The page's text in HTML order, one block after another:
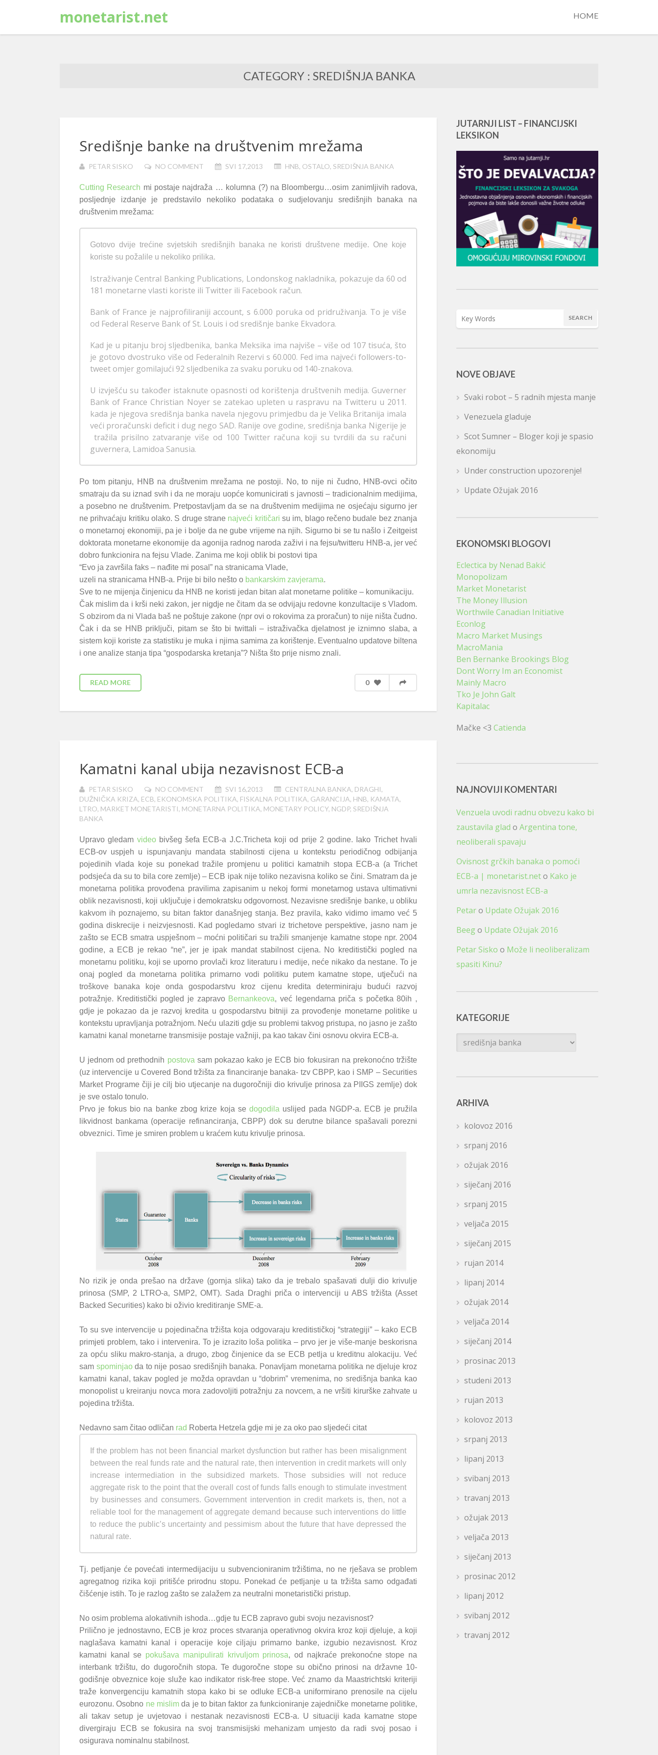
monetarist.net HOME
CATEGORY : SREDIŠNJA BANKA
Središnje banke na društvenim mrežama
PETAR SISKO NO COMMENT SVI 17,2013 HNB, OSTALO, SREDIŠNJA BANKA
Cutting Research mi postaje najdraža … kolumna (?) na Bloombergu…osim zanimljivih radova,
posljednje izdanje je predstavilo nekoliko podataka o sudjelovanju središnjih banaka na
društvenim mrežama:
Gotovo dvije trećine svjetskih središnjih banaka ne koristi društvene medije. One koje
koriste su požalile u nekoliko prilika.
Istraživanje Central Banking Publications, Londonskog nakladnika, pokazuje da 60 od
181 monetarne vlasti koriste ili Twitter ili Facebook račun.
Bank of France je najprofiliraniji account, s 6.000 poruka od pridruživanja. To je više
od Federal Reserve Bank of St. Louis i od središnje banke Ekvadora.
Kad je u pitanju broj sljedbenika, banka Meksika ima najviše – više od 107 tisuća, što
je gotovo dvostruko više od Federalnih Rezervi s 60.000. Fed ima najveći followers-to-
tweet omjer gomilajući 92 sljedbenika za svaku poruku od 140-znakova.
U izvješću su također istaknute opasnosti od korištenja društvenih medija. Guverner
Bank of France Christian Noyer se zatekao upleten u raspravu na Twitteru u 2011.
kada je njegova središnja banka navela njegovu primjedbu da je Velika Britanija imala
veći proračunski deficit i dug nego SAD. Ranije ove godine, središnja banka Nigerije je
tražila prisilno zatvaranje više od 100 Twitter računa koji su tvrdili da su računi
guvernera, Lamidoa Sanusia.
Po tom pitanju, HNB na društvenim mrežama ne postoji. No, to nije ni čudno, HNB-ovci očito
smatraju da su iznad svih i da ne moraju uopće komunicirati s javnosti – tradicionalnim medijima,
a posebno ne društvenim. Pretpostavljam da se na društvenim medijima ne osjećaju sigurno jer
ne prihvaćaju kritiku olako. S druge strane najveći kritičarisu im, blago rečeno budale bez znanja
o monetarnoj ekonomiji, pa je i bolje da ne gube vrijeme na njih. Sigurno bi se tu našlo i Zeitgeist
doktorata monetarne ekonomije da agonija radnog naroda zaživi i na fejsu/twitteru HNB-a, jer već
dobro funkcionira na fejsu Vlade. Zanima me koji oblik bi postovi tipa
“Evo ja završila faks – nađite mi posal” na stranicama Vlade,
uzeli na stranicama HNB-a. Prije bi bilo nešto o bankarskim zavjerama.
Sve to ne mijenja činjenicu da HNB ne koristi jedan bitan alat monetarne politike – komunikaciju.
Čak mislim da i krši neki zakon, jer nigdje ne čitam da se odvijaju redovne konzultacije s Vladom.
S obzirom da ni Vlada baš ne poštuje zakone (npr ovi o rokovima za proračun) to nije ništa čudno.
Čak i da se HNB priključi, pitam se što bi twittali – istraživačka djelatnost je iznimno slaba, a
sistem koji koriste za statistiku je muka i njima samima za korištenje. Eventualno updatove biltena
i one analize stanja tipa “gospodarska kretanja”? Ništa što prije nismo znali.
0
READ MORE
Kamatni kanal ubija nezavisnost ECB-a
PETAR SISKO NO COMMENT SVI 16,2013 CENTRALNA BANKA, DRAGHI,
DUŽNIČKA KRIZA, ECB, EKONOMSKA POLITIKA, FISKALNA POLITIKA, GARANCIJA, HNB, KAMATA,
LTRO, MARKET MONETARISTI, MONETARNA POLITIKA, MONETARY POLICY, NGDP, SREDIŠNJA
BANKA
Upravo gledam videobivšeg šefa ECB-a J.C.Tricheta koji od prije 2 godine. Iako Trichet hvali
ECB-ov uspjeh u ispunjavanju mandata stabilnosti cijena u kontekstu periodičnog odbijanja
pojedinih vlada koje su ponekad tražile promjenu u politici kamatnih stopa ECB-a (a Trichet
podsjeća da su to bila core zemlje) – ECB ipak nije toliko nezavisna koliko se čini. Smatram da je
monetarna politika provođena pravilima zapisanim u nekoj formi monetarnog ustava ultimativni
oblik nezavisnosti, koji uključuje i demokratsku odgovornost. Nezavisne središnje banke, u obliku
kakvom ih poznajemo, su bitan faktor današnjeg stanja. Bez pravila, kako vidimo imamo već 5
godina diskrecije i neizvjesnosti. Kad pogledamo stvari iz trichetove perspektive, jasno nam je
zašto se ECB smatra uspješnom – moćni političari su tražili smanjenje kamatne stope npr. 2004
godine, a ECB je rekao “ne”, jer je ipak mandat stabilnost cijena. No kreditistički pogled na
monetarnu politiku, koji se uporno provlači kroz literaturu i medije, neće nikako da nestane. To je
onaj pogled da monetarna politika primarno vodi politiku putem kamatne stope, utječući na
troškove banaka koje onda gospodarstvu kroz cijenu kredita determiniraju budući razvoj
potražnje. Kreditistički pogled je zapravo Bernankeova, već legendarna priča s početka 80ih ,
gdje je pokazao da je razvoj kredita u gospodarstvu bitniji za provođenje monetarne politike u
kontekstu upravljanja potražnjom. Neću ulaziti gdje su problemi takvog pristupa, no jasno je zašto
kamatni kanal monetarne transmisije postaje važniji, pa kao takav čini osnovu okvira ECB-a.
U jednom od prethodnih postova sam pokazao kako je ECB bio fokusiran na prekonoćno tržište
(uz intervencije u Covered Bond tržišta za financiranje banaka- tzv CBPP, kao i SMP – Securities
Market Programe čiji je cilj bio utjecanje na dugoročniji dio krivulje prinosa za PIIGS zemlje) dok
je sve ostalo tonulo.
Prvo je fokus bio na banke zbog krize koja sedogodila uslijed pada NGDP-a. ECB je pružila
likvidnost bankama (operacije refinanciranja, CBPP) dok su derutne bilance spašavali porezni
obveznici. Time je smiren problem u kraćem kutu krivulje prinosa.
No rizik je onda prešao na države (gornja slika) tako da je trebalo spašavati dulji dio krivulje
prinosa (SMP, 2 LTRO-a, SMP2, OMT). Sada Draghi priča o intervenciji u ABS tržišta (Asset
Backed Securities) kako bi oživio kreditiranje SME-a.
To su sve intervencije u pojedinačna tržišta koja odgovaraju kreditističkoj “strategiji” – kako ECB
primjeti problem, tako i intervenira. To je izrazito loša politika – prvo jer je više-manje beskorisna
za opću sliku makro-stanja, a drugo, zbog činjenice da se ECB petlja u kreditnu alokaciju. Već
sam spominjaoda to nije posao središnjih banaka. Ponavljam monetarna politika ne djeluje kroz
kamatni kanal, takav pogled je možda opravdan u “dobrim” vremenima, no središnja banka kao
monopolist u kreiranju novca mora zadovoljiti potražnju za novcem, a ne vršiti kirurške zahvate u
pojedina tržišta.
Nedavno sam čitao odličan rad Roberta Hetzela gdje mi je za oko pao sljedeći citat
If the problem has not been financial market dysfunction but rather has been misalignment
between the real funds rate and the natural rate, then intervention in credit markets will only
increase intermediation in the subsidized markets. Those subsidies will not reduce
aggregate risk to the point that the overall cost of funds falls enough to stimulate investment
by businesses and consumers. Government intervention in credit markets is, then, not a
reliable tool for the management of aggregate demand because such interventions do little
to reduce the public’s uncertainty and pessimism about the future that have depressed the
natural rate.
Tj. petljanje će povećati intermedijaciju u subvencioniranim tržištima, no ne rješava se problem
agregatnog rizika koji pritišće prirodnu stopu. Ponekad će petljanje u ta tržišta samo odgađati
čišćenje istih. To je razlog zašto se zalažem za neutralni monetaristički pristup.
No osim problema alokativnih ishoda…gdje tu ECB zapravo gubi svoju nezavisnost?
Prilično je jednostavno, ECB je kroz proces stvaranja operativnog okvira kroz koji djeluje, a koji
naglašava kamatni kanal i operacije koje ciljaju primarno banke, izgubio nezavisnost. Kroz
kamatni kanal se pokušava manipulirati krivuljom prinosa, od najkraće prekonoćne stope na
interbank tržištu, do dugoročnih stopa. Te dugoročne stope su obično prinosi na državne 10-
godišnje obveznice koje služe kao indikator risk-free stope. Već znamo da Maastrichtski kriteriji
traže konvergenciju kamatnih stopa kako bi se odluke ECB-a uniformirano prenosile na cijelu
eurozonu. Osobno ne mislimda je to bitan faktor za funkcioniranje zajedničke monetarne politike,
ali takav setup je uvjetovao i nestanak nezavisnosti ECB-a. U situaciji kada kamatne stope
divergiraju ECB se fokusira na svoj transmisijski mehanizam umjesto da radi svoj posao i
osigurava nominalnu stabilnost.
JUTARNJI LIST – FINANCIJSKI
LEKSIKON
NOVE OBJAVE
Svaki robot – 5 radnih mjesta manje
Venezuela gladuje
Scot Sumner – Bloger koji je spasio
ekonomiju
Under construction upozorenje!
Update Ožujak 2016
EKONOMSKI BLOGOVI
Eclectica by Nenad Bakić
Monopolizam
Market Monetarist
The Money Illusion
Worthwile Canadian Initiative
Econlog
Macro Market Musings
MacroMania
Ben Bernanke Brookings Blog
Dont Worry Im an Economist
Mainly Macro
Tko Je John Galt
Kapitalac
Mačke <3 Catienda
NAJNOVIJI KOMENTARI
Venzuela uvodi radnu obvezu kako bi
zaustavila glad o Argentina tone,
neoliberali spavaju
Ovisnost grčkih banaka o pomoći
ECB-a | monetarist.neto Kako je
umrla nezavisnost ECB-a
Petaro Update Ožujak 2016
Beego Update Ožujak 2016
Petar Sisko o Može li neoliberalizam
spasiti Kinu?
KATEGORIJE
Kategorije
ARHIVA
kolovoz 2016
srpanj 2016
ožujak 2016
siječanj 2016
srpanj 2015
veljača 2015
siječanj 2015
rujan 2014
lipanj 2014
ožujak 2014
veljača 2014
siječanj 2014
prosinac 2013
studeni 2013
rujan 2013
kolovoz 2013
srpanj 2013
lipanj 2013
svibanj 2013
travanj 2013
ožujak 2013
veljača 2013
siječanj 2013
prosinac 2012
lipanj 2012
svibanj 2012
travanj 2012